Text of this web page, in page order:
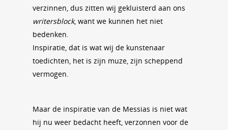
verzinnen, dus zitten wij gekluisterd aan ons
writersblock, want we kunnen het niet
bedenken.
Inspiratie, dat is wat wij de kunstenaar
toedichten, het is zijn muze, zijn scheppend
vermogen.
Maar de inspiratie van de Messias is niet wat
hij nu weer bedacht heeft, verzonnen voor de